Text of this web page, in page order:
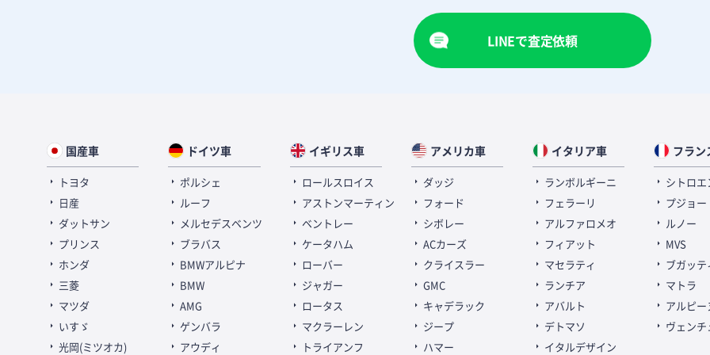
LINEで査定依頼
国産車
トヨタ
日産
ダットサン
プリンス
ホンダ
三菱
マツダ
いすゞ
光岡(ミツオカ)
ドイツ車
ポルシェ
ルーフ
メルセデスベンツ
ブラバス
BMWアルピナ
BMW
AMG
ゲンバラ
アウディ
イギリス車
ロールスロイス
アストンマーティン
ベントレー
ケータハム
ローバー
ジャガー
ロータス
マクラーレン
トライアンフ
アメリカ車
ダッジ
フォード
シボレー
ACカーズ
クライスラー
GMC
キャデラック
ジープ
ハマー
イタリア車
ランボルギーニ
フェラーリ
アルファロメオ
フィアット
マセラティ
ランチア
アバルト
デトマソ
イタルデザイン
フラン
シトロエ
プジョー
ルノー
MVS
ブガッテ
マトラ
アルピー
ヴェンチ